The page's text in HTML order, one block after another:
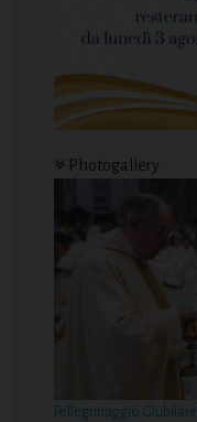
Photogallery
Pellegrinaggio Giubilare